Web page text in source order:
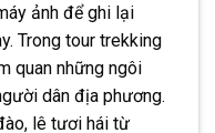
ảnh để ghi lại
Trong tour trekking
quan những ngôi
dân địa phương.
lê tươi hái từ